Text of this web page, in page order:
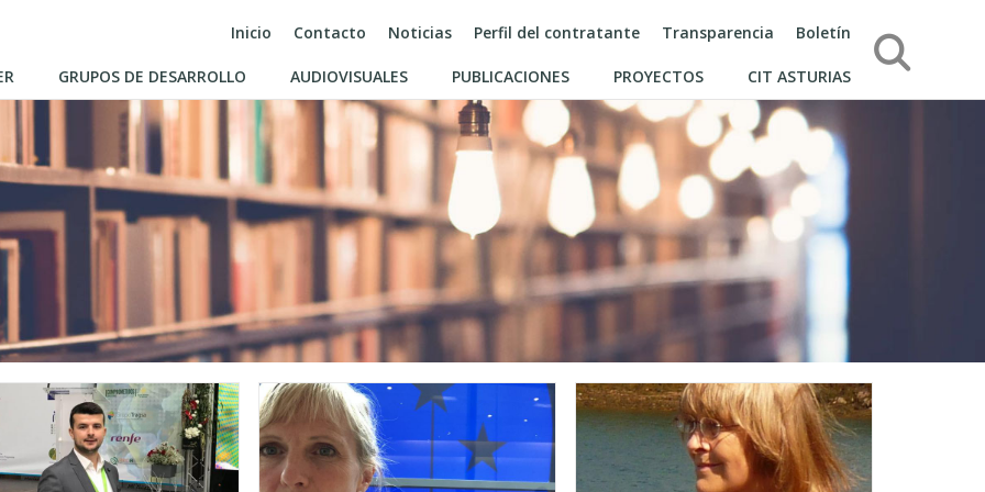
Inicio Contacto Noticias Perfil del contratante Transparencia Boletín
GRUPOS DE DESARROLLO AUDIOVISUALES PUBLICACIONES PROYECTOS CIT ASTURIAS
Búsqueda